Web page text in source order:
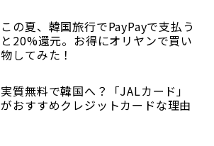
この夏、韓国旅行でPayPayで支払う
と20%還元。お得にオリヤンで買い
物してみた！
実質無料で韓国へ？「JALカード」
がおすすめクレジットカードな理由